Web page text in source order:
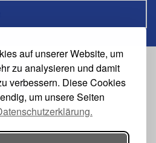
auf unserer Website, um
zu analysieren und damit
verbessern. Diese Cookies
um unsere Seiten